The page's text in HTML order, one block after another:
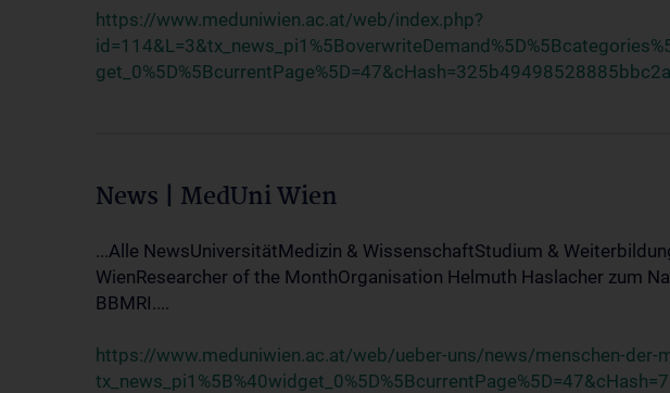
https://www.meduniwien.ac.at/web/index.php?
News | MedUni Wien
...Alle NewsUniversitätMedizin & WissenschaftStudium &
WienResearcher of the MonthOrganisation Helmuth Haslacher zum
BBMRI....
https://www.meduniwien.ac.at/web/ueber-uns/news/menschen-der-